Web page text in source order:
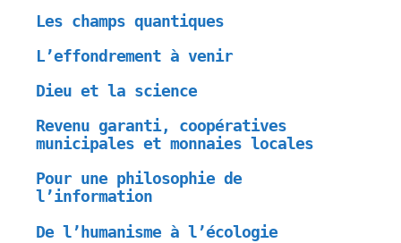
Les champs quantiques
L’effondrement à venir
Dieu et la science
Revenu garanti, coopératives
municipales et monnaies locales
Pour une philosophie de
l’information
De l’humanisme à l’écologie